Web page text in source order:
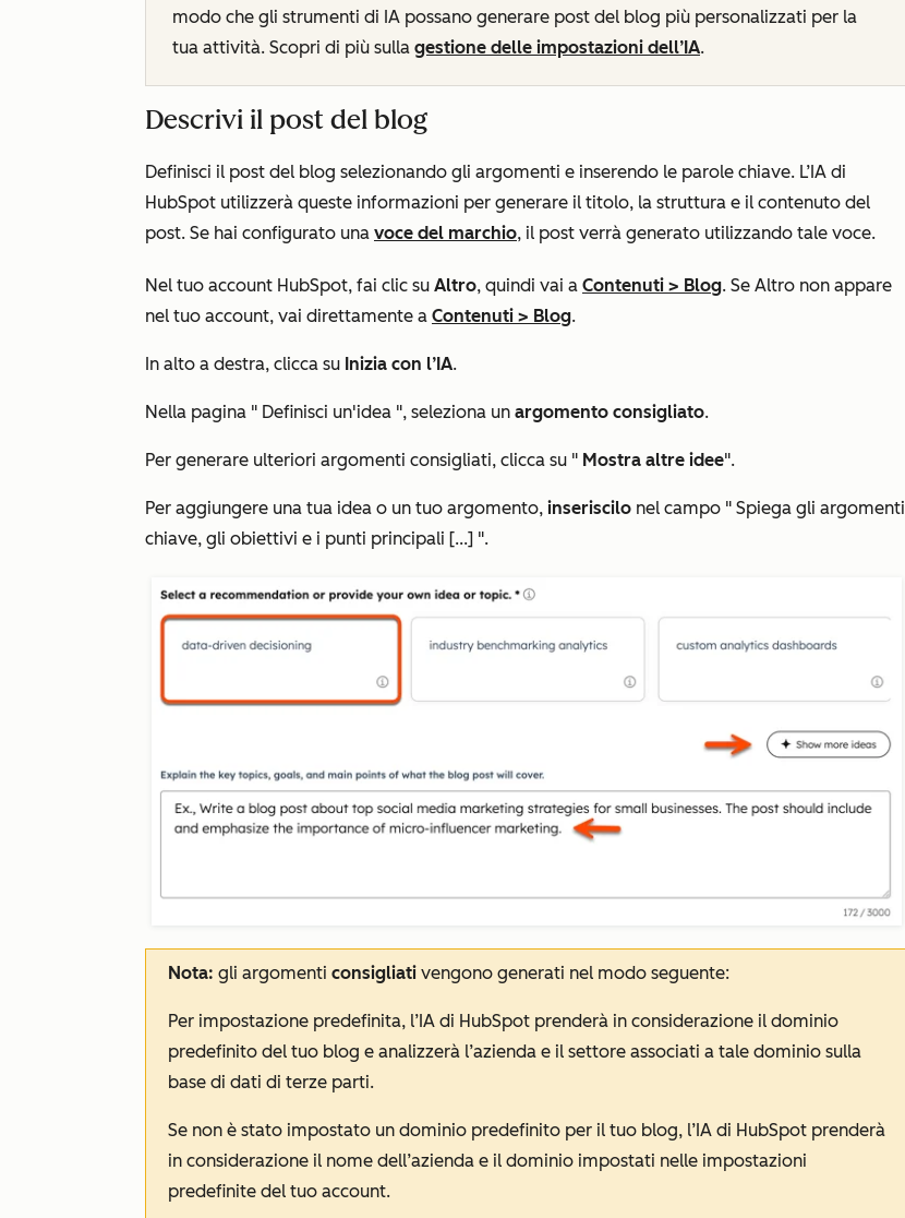
modo che gli strumenti di IA possano generare post del blog più personalizzati per la
tua attività. Scopri di più sulla gestione delle impostazioni dell’IA.
Descrivi il post del blog
Definisci il post del blog selezionando gli argomenti e inserendo le parole chiave. L’IA di
HubSpot utilizzerà queste informazioni per generare il titolo, la struttura e il contenuto del
post. Se hai configurato una voce del marchio, il post verrà generato utilizzando tale voce.
Nel tuo account HubSpot, fai clic su Altro, quindi vai a Contenuti > Blog. Se Altro non appare
nel tuo account, vai direttamente a Contenuti > Blog.
In alto a destra, clicca su Inizia con l’IA.
Nella pagina " Definisci un'idea ", seleziona un argomento consigliato.
Per generare ulteriori argomenti consigliati, clicca su " Mostra altre idee".
Per aggiungere una tua idea o un tuo argomento, inseriscilo nel campo " Spiega gli argomenti
chiave, gli obiettivi e i punti principali [...] ".
Nota: gli argomenti consigliati vengono generati nel modo seguente:
Per impostazione predefinita, l’IA di HubSpot prenderà in considerazione il dominio
predefinito del tuo blog e analizzerà l’azienda e il settore associati a tale dominio sulla
base di dati di terze parti.
Se non è stato impostato un dominio predefinito per il tuo blog, l’IA di HubSpot prenderà
in considerazione il nome dell’azienda e il dominio impostati nelle impostazioni
predefinite del tuo account.